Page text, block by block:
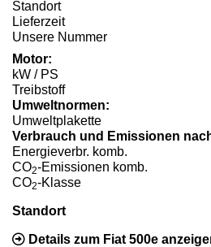
Standort
Lieferzeit
Unsere Nummer
Motor:
kW / PS
Treibstoff
Umweltnormen:
Umweltplakette
Verbrauch und Emissionen
Energieverbr. komb.
CO2-Emissionen komb.
CO2-Klasse
Standort
Details zum Fiat 500e